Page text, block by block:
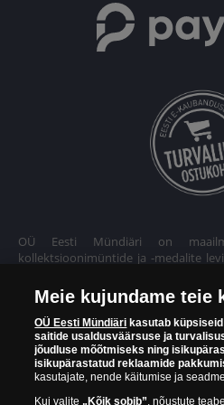
OÜ Eesti Mündiäri on
kollektsioonimüntide ja -medalite
Euroopa ühel suuremal
Group" on allüksused 14 Euroopa
Norra vanim, endine riiklik
aastast. Norra mündikoda
teiste riikide münte ning vermib igal
Meie kujundame teie
OÜ Eesti Mündiäri kasutab
saitide usaldusväärsuse ja
jõudluse mõõtmiseks ning
isikupärastatud reklaamide
kasutajate, nende käitumise ja
Kui valite „Kõik sobib”, nõustute